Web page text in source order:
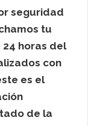
seguridad
tu
horas del
con
es el
de la